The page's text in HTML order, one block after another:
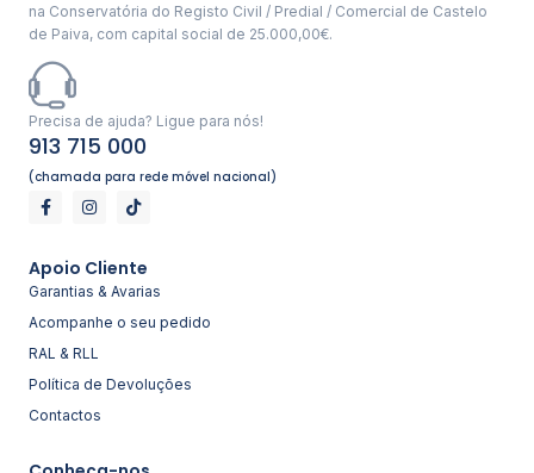
na Conservatória do Registo Civil / Predial / Comercial de Castelo
de Paiva, com capital social de 25.000,00€.
Precisa de ajuda? Ligue para nós!
913 715 000
(chamada para rede móvel nacional)
Apoio Cliente
Garantias & Avarias
Acompanhe o seu pedido
RAL & RLL
Política de Devoluções
Contactos